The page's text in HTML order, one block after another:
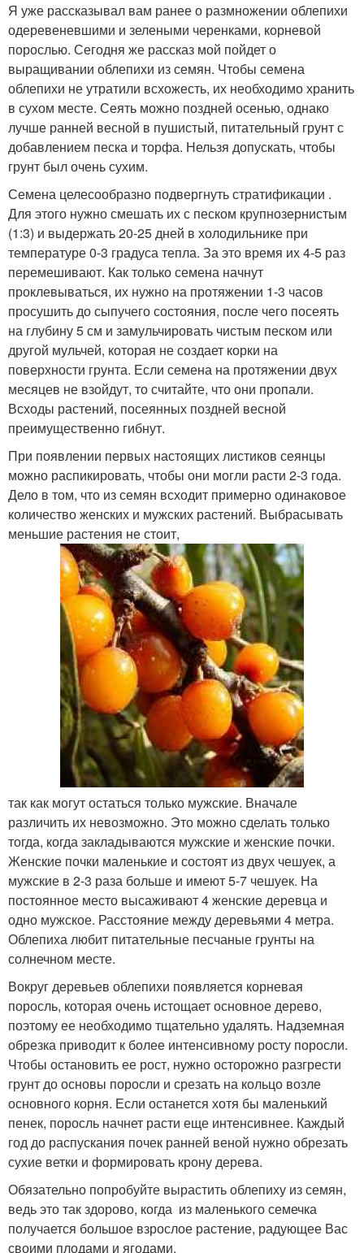
Я уже рассказывал вам ранее о размножении облепихи
одеревеневшими и зелеными черенками, корневой
порослью. Сегодня же рассказ мой пойдет о
выращивании облепихи из семян. Чтобы семена
облепихи не утратили всхожесть, их необходимо хранить
в сухом месте. Сеять можно поздней осенью, однако
лучше ранней весной в пушистый, питательный грунт с
добавлением песка и торфа. Нельзя допускать, чтобы
грунт был очень сухим.
Семена целесообразно подвергнуть стратификации .
Для этого нужно смешать их с песком крупнозернистым
(1:3) и выдержать 20-25 дней в холодильнике при
температуре 0-3 градуса тепла. За это время их 4-5 раз
перемешивают. Как только семена начнут
проклевываться, их нужно на протяжении 1-3 часов
просушить до сыпучего состояния, после чего посеять
на глубину 5 см и замульчировать чистым песком или
другой мульчей, которая не создает корки на
поверхности грунта. Если семена на протяжении двух
месяцев не взойдут, то считайте, что они пропали.
Всходы растений, посеянных поздней весной
преимущественно гибнут.
При появлении первых настоящих листиков сеянцы
можно распикировать, чтобы они могли расти 2-3 года.
Дело в том, что из семян всходит примерно одинаковое
количество женских и мужских растений. Выбрасывать
меньшие растения не стоит,
так как могут остаться только мужские. Вначале
различить их невозможно. Это можно сделать только
тогда, когда закладываются мужские и женские почки.
Женские почки маленькие и состоят из двух чешуек, а
мужские в 2-3 раза больше и имеют 5-7 чешуек. На
постоянное место высаживают 4 женские деревца и
одно мужское. Расстояние между деревьями 4 метра.
Облепиха любит питательные песчаные грунты на
солнечном месте.
Вокруг деревьев облепихи появляется корневая
поросль, которая очень истощает основное дерево,
поэтому ее необходимо тщательно удалять. Надземная
обрезка приводит к более интенсивному росту поросли.
Чтобы остановить ее рост, нужно осторожно разгрести
грунт до основы поросли и срезать на кольцо возле
основного корня. Если останется хотя бы маленький
пенек, поросль начнет расти еще интенсивнее. Каждый
год до распускания почек ранней веной нужно обрезать
сухие ветки и формировать крону дерева.
Обязательно попробуйте вырастить облепиху из семян,
ведь это так здорово, когда из маленького семечка
получается большое взрослое растение, радующее Вас
своими плодами и ягодами.